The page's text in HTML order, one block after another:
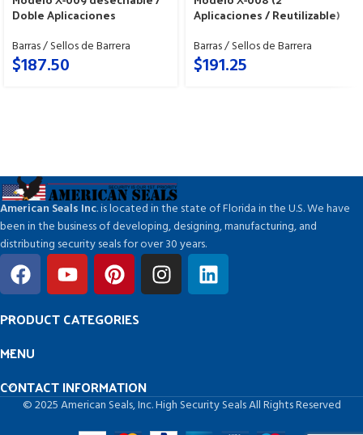
Doble Aplicaciones
Barras / Sellos de Barrera
$187.50
Aplicaciones / Reutilizable)
Barras / Sellos de Barrera
$191.25
American Seals Inc. is located in the state of Florida in the U.S. We have
been in the business of developing, designing, manufacturing, and
distributing security seals for over 30 years.
PRODUCT CATEGORIES
MENU
CONTACT INFORMATION
© 2025 American Seals, Inc. High Security Seals All Rights Reserved